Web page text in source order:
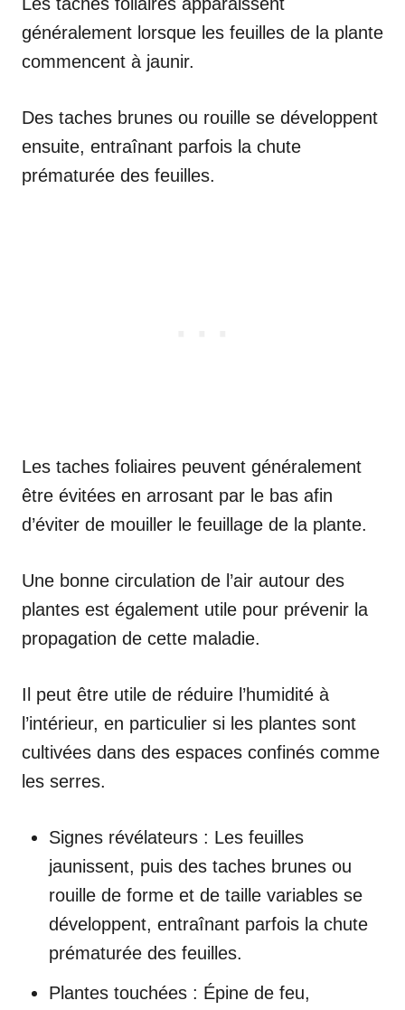
généralement lorsque les feuilles de la plante
commencent à jaunir.
Des taches brunes ou rouille se développent
ensuite, entraînant parfois la chute
prématurée des feuilles.
Les taches foliaires peuvent généralement
être évitées en arrosant par le bas afin
d’éviter de mouiller le feuillage de la plante.
Une bonne circulation de l’air autour des
plantes est également utile pour prévenir la
propagation de cette maladie.
Il peut être utile de réduire l’humidité à
l’intérieur, en particulier si les plantes sont
cultivées dans des espaces confinés comme
les serres.
Signes révélateurs : Les feuilles
jaunissent, puis des taches brunes ou
rouille de forme et de taille variables se
développent, entraînant parfois la chute
prématurée des feuilles.
Plantes touchées : Épine de feu,